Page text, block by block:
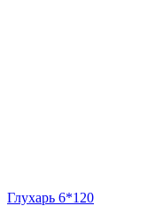
Глухарь 6*120